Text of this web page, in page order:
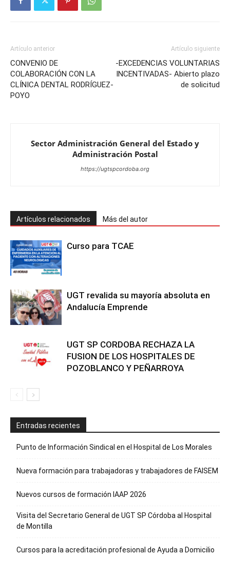
Artículo anterior
CONVENIO DE
COLABORACIÓN CON LA
CLÍNICA DENTAL RODRÍGUEZ-
POYO
Artículo siguiente
-EXCEDENCIAS VOLUNTARIAS
INCENTIVADAS- Abierto plazo
de solicitud
Sector Administración General del Estado y
Administración Postal
https://ugtspcordoba.org
Artículos relacionados Más del autor
Curso para TCAE
UGT revalida su mayoría absoluta en
Andalucía Emprende
UGT SP CORDOBA RECHAZA LA
FUSION DE LOS HOSPITALES DE
POZOBLANCO Y PEÑARROYA
Entradas recientes
Punto de Información Sindical en el Hospital de Los Morales
Nueva formación para trabajadoras y trabajadores de FAISEM
Nuevos cursos de formación IAAP 2026
Visita del Secretario General de UGT SP Córdoba al Hospital
de Montilla
Cursos para la acreditación profesional de Ayuda a Domicilio